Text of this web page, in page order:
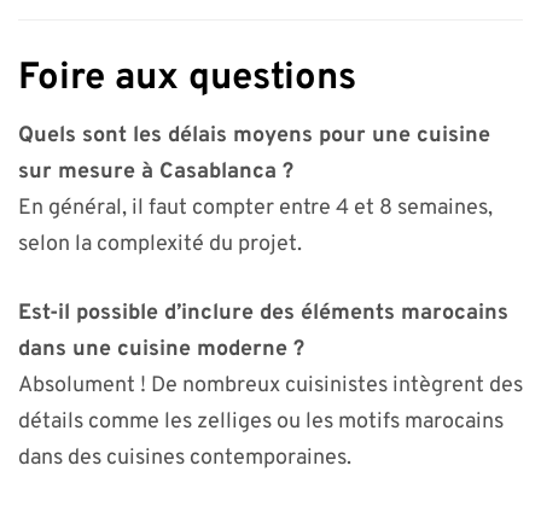
Foire aux questions
Quels sont les délais moyens pour une cuisine
sur mesure à Casablanca ?
En général, il faut compter entre 4 et 8 semaines,
selon la complexité du projet.
Est-il possible d’inclure des éléments marocains
dans une cuisine moderne ?
Absolument ! De nombreux cuisinistes intègrent des
détails comme les zelliges ou les motifs marocains
dans des cuisines contemporaines.